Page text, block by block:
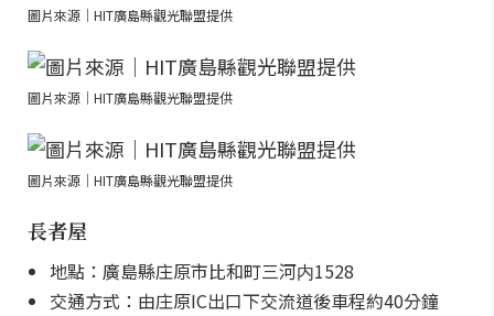
圖片來源｜HIT廣島縣觀光聯盟提供
圖片來源｜HIT廣島縣觀光聯盟提供
圖片來源｜HIT廣島縣觀光聯盟提供
長者屋
地點：廣島縣庄原市比和町三河内1528
交通方式：由庄原IC出口下交流道後車程約40分鐘